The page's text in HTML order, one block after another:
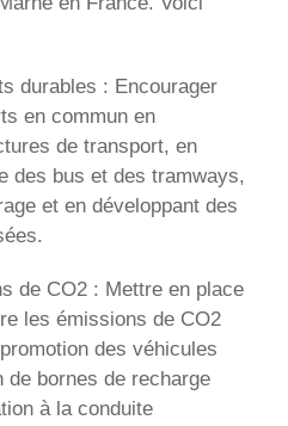
durables : Encourager
en commun en
de transport, en
des bus et des tramways,
et en développant des
de CO2 : Mettre en place
les émissions de CO2
des véhicules
de bornes de recharge
à la conduite